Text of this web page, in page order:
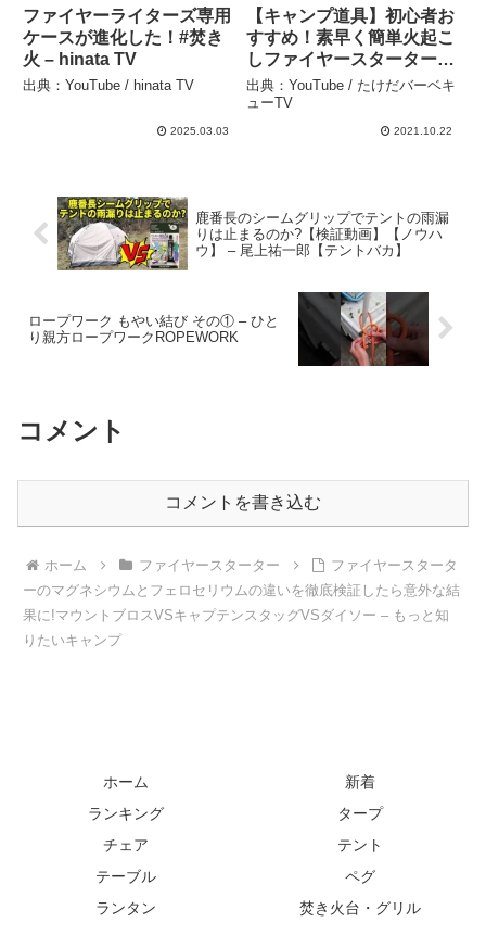
ファイヤーライターズ専用
ケースが進化した！#焚き
火 – hinata TV
出典：YouTube / hinata TV
2025.03.03
【キャンプ道具】初心者お
すすめ！素早く簡単火起こ
しファイヤースターター
【ブレイザボール】 – たけ
だバーベキューTV
出典：YouTube / たけだバーベキ
ューTV
2021.10.22
鹿番長のシームグリップでテントの雨漏
りは止まるのか?【検証動画】【ノウハ
ウ】 – 尾上祐一郎【テントバカ】
ロープワーク もやい結び その① – ひと
り親方ロープワークROPEWORK
コメント
コメントを書き込む
ホーム ファイヤースターター
ファイヤースタータ
ーのマグネシウムとフェロセリウムの違いを徹底検証したら意外な結
果に!マウントブロスVSキャプテンスタッグVSダイソー – もっと知
りたいキャンプ
ホーム
新着
ランキング
タープ
チェア
テント
テーブル
ペグ
ランタン
焚き火台・グリル